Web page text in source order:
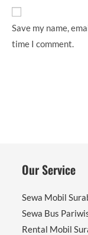
URL
Save my name,
time I comment.
Our Service
Sewa Mobil
Sewa Bus
Rental Mobil